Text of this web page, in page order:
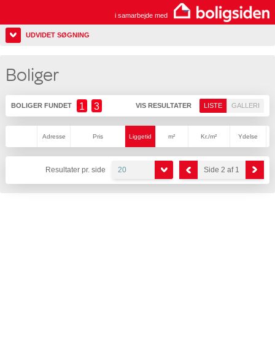
i samarbejde med
UDVIDET SØGNING
Boliger
BOLIGER FUNDET 1 3 VIS RESULTATER LISTE GALLERI
Adresse Pris Liggetid m² Kr./m² Ydelse
Resultater pr. side 20 Side 2 af 1